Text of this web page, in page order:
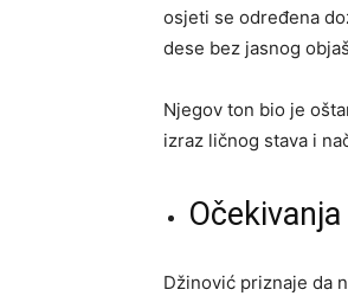
osjeti se određena
dese bez jasnog
Njegov ton bio je
izraz ličnog stava i
Džinović priznaje da